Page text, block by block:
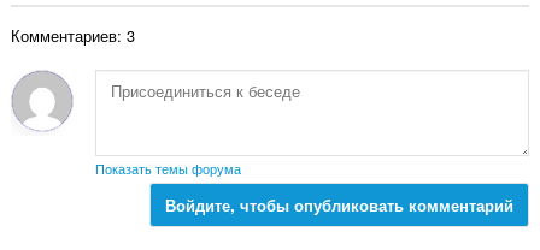
Комментариев: 3
Показать темы форума
Войдите, чтобы опубликовать комментарий